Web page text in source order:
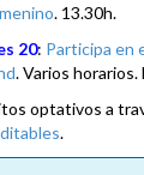
. 13.30h.
20: Participa en
. Varios
optativos a
.